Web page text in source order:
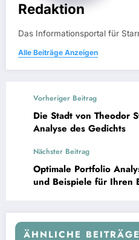
Redaktion
Das Informationsportal für
Alle Beiträge Anzeigen
Vorheriger Beitrag
Die Stadt von Theodor
Analyse des Gedichts
Nächster Beitrag
Optimale Portfolio
und Beispiele für Ihren
ÄHNLICHE BEITRÄGE